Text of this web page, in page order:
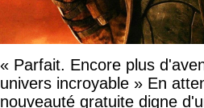
« Parfait. Encore plus
univers incroyable » En
nouveauté gratuite digne